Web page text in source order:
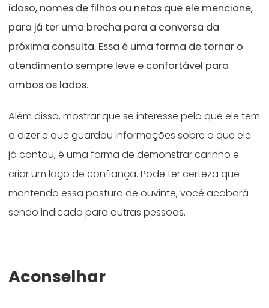
idoso, nomes de filhos ou netos que ele mencione,
para já ter uma brecha para a conversa da
próxima consulta. Essa é uma forma de tornar o
atendimento sempre leve e confortável para
ambos os lados.
Além disso, mostrar que se interesse pelo que ele tem
a dizer e que guardou informações sobre o que ele
já contou, é uma forma de demonstrar carinho e
criar um laço de confiança. Pode ter certeza que
mantendo essa postura de ouvinte, você acabará
sendo indicado para outras pessoas.
Aconselhar